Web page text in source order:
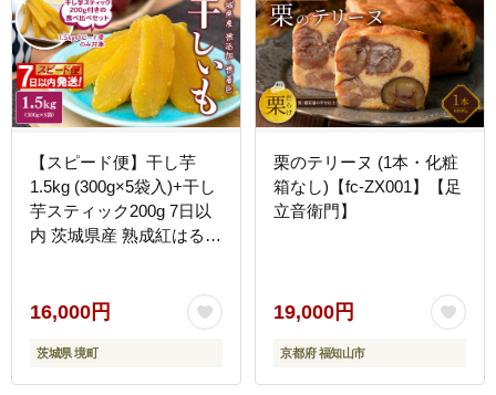
【スピード便】干し芋
1.5kg (300g×5袋入)+干し
芋スティック200g 7日以
内 茨城県産 熟成紅はるか
ト デザート スイーツ ギ
フト 大人気 人気 K1801
【計1.7kg】
16,000円
茨城県 境町
栗のテリーヌ (1本・化粧
箱なし)【fc-ZX001】【足
立音衛門】
19,000円
京都府 福知山市